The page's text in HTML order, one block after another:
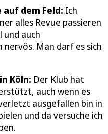
dem Feld: Ich
alles Revue passieren
und auch
nervös. Man darf es sich
Köln: Der Klub hat
auch wenn es
ausgefallen bin in
und da versuche ich